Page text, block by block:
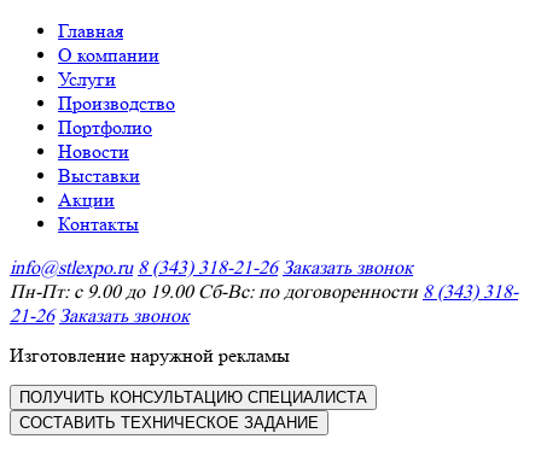
Главная
О компании
Услуги
Производство
Портфолио
Новости
Выставки
Акции
Контакты
info@stlexpo.ru 8 (343) 318-21-26 Заказать звонок
Пн-Пт: с 9.00 до 19.00 Сб-Вс: по договоренности 8 (343) 318-
21-26 Заказать звонок
Изготовление наружной рекламы
ПОЛУЧИТЬ КОНСУЛЬТАЦИЮ СПЕЦИАЛИСТА
СОСТАВИТЬ ТЕХНИЧЕСКОЕ ЗАДАНИЕ